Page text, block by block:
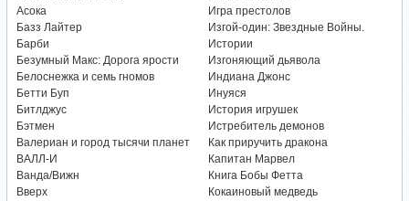
Асока
Базз Лайтер
Барби
Безумный Макс: Дорога ярости
Белоснежка и семь гномов
Бетти Буп
Битлджус
Бэтмен
Валериан и город тысячи планет
ВАЛЛ-И
Ванда/Вижн
Вверх
Игра престолов
Изгой-один: Звездные Войны.
Истории
Изгоняющий дьявола
Индиана Джонс
Инуяся
История игрушек
Истребитель демонов
Как приручить дракона
Капитан Марвел
Книга Бобы Фетта
Кокаиновый медведь